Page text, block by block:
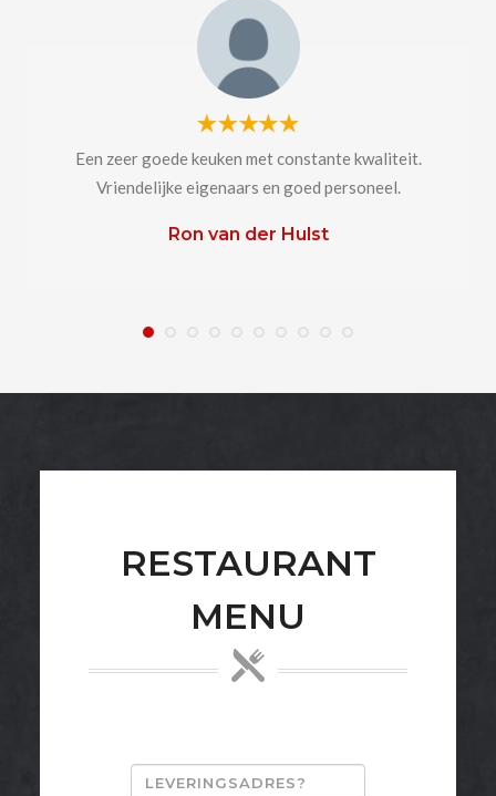
Een zeer goede keuken met constante kwaliteit.
Vriendelijke eigenaars en goed personeel.
Ron van der Hulst
RESTAURANT
MENU